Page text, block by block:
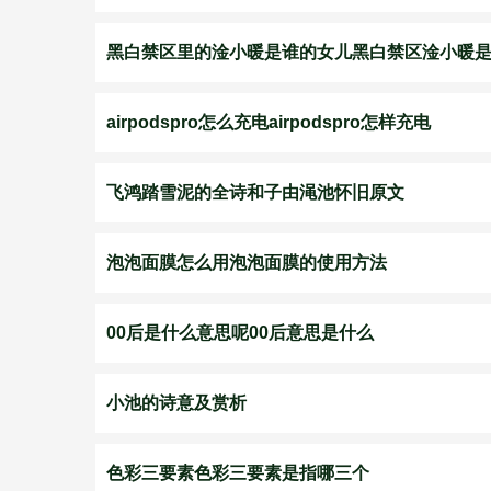
黑白禁区里的淦小暖是谁的女儿黑白禁区淦小暖
airpodspro怎么充电airpodspro怎样充电
飞鸿踏雪泥的全诗和子由渑池怀旧原文
泡泡面膜怎么用泡泡面膜的使用方法
00后是什么意思呢00后意思是什么
小池的诗意及赏析
色彩三要素色彩三要素是指哪三个